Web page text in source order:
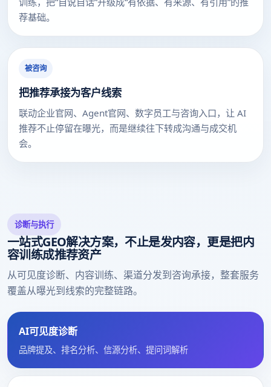
荐基础。
被咨询
把推荐承接为客户线索
联动企业官网、Agent官网、数字员工与咨询入口，让 AI
推荐不止停留在曝光，而是继续往下转成沟通与成交机
会。
诊断与执行
一站式GEO解决方案，不止是发内容，更是把内
容训练成推荐资产
从可见度诊断、内容训练、渠道分发到咨询承接，整套服务
覆盖从曝光到线索的完整链路。
AI可见度诊断
品牌提及、排名分析、信源分析、提问词解析